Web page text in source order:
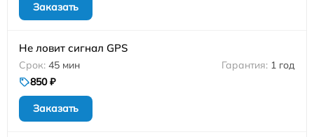
Заказать
Не ловит сигнал GPS
45 мин
1 год
850 ₽
Заказать